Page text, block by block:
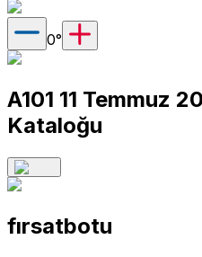
0°
A101 11 Temmuz
Kataloğu
fırsatbotu